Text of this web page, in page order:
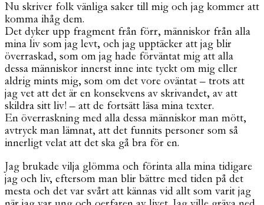
Nu skriver folk vänliga saker till mig och jag kommer att
komma ihåg dem.
Det dyker upp fragment från förr, människor från alla
mina liv som jag levt, och jag upptäcker att jag blir
överraskad, som om jag hade förväntat mig att alla
dessa människor innerst inne inte tyckt om mig eller
aldrig mints mig, som om det vore oväntat – trots att
jag vet att det är en konsekvens av skrivandet, av att
skildra sitt liv! – att de fortsätt läsa mina texter.
En överraskning med alla dessa människor man mött,
avtryck man lämnat, att det funnits personer som så
innerligt velat att det ska gå bra för en.
Jag brukade vilja glömma och förinta alla mina tidigare
jag och liv, eftersom man blir bättre med tiden på det
mesta och det var svårt att kännas vid allt som varit jag